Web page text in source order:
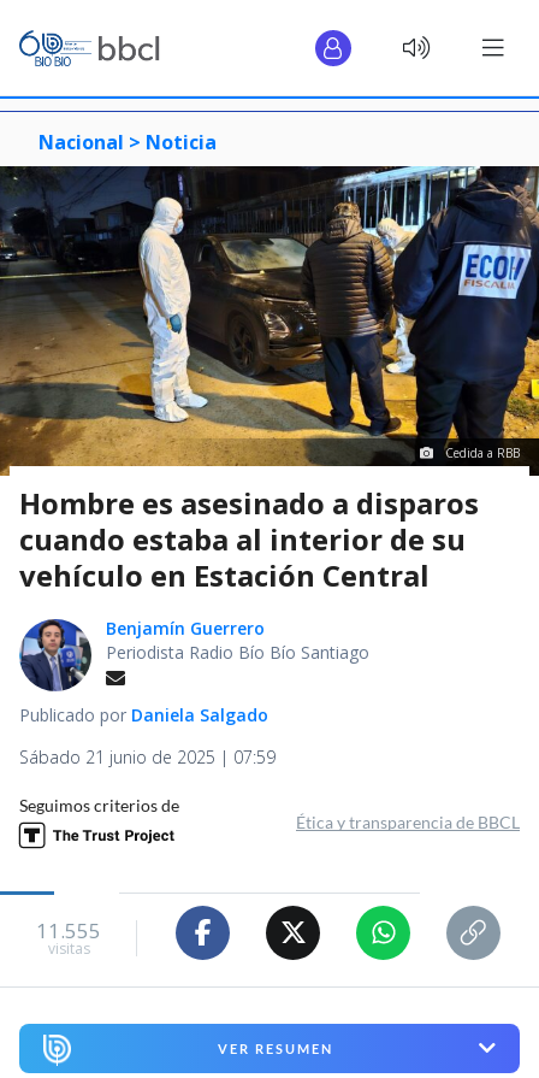
Nacional > Noticia
Cedida a RBB
Hombre es asesinado a disparos
cuando estaba al interior de su
vehículo en Estación Central
Benjamín Guerrero
Periodista Radio Bío Bío Santiago
Publicado por Daniela Salgado
Sábado 21 junio de 2025 | 07:59
Seguimos criterios de
Ética y transparencia de BBCL
11.555
visitas
VER RESUMEN